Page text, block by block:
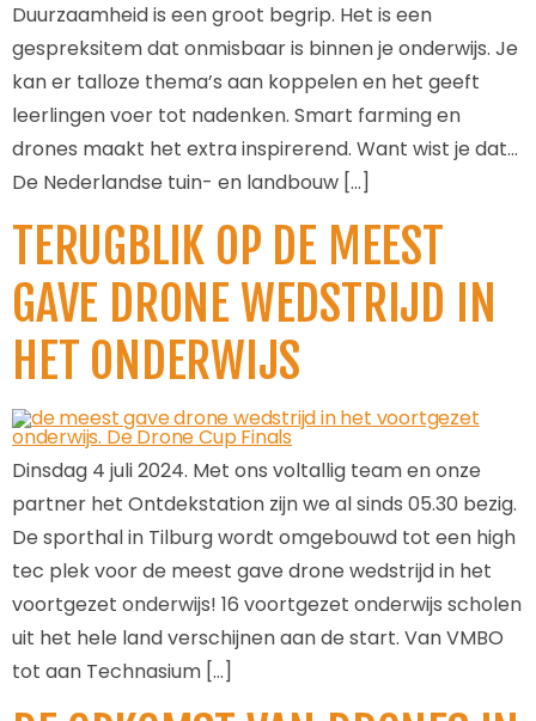
Duurzaamheid is een groot begrip. Het is een
gespreksitem dat onmisbaar is binnen je onderwijs. Je
kan er talloze thema’s aan koppelen en het geeft
leerlingen voer tot nadenken. Smart farming en
drones maakt het extra inspirerend. Want wist je dat…
De Nederlandse tuin- en landbouw […]
TERUGBLIK OP DE MEEST
GAVE DRONE WEDSTRIJD IN
HET ONDERWIJS
Dinsdag 4 juli 2024. Met ons voltallig team en onze
partner het Ontdekstation zijn we al sinds 05.30 bezig.
De sporthal in Tilburg wordt omgebouwd tot een high
tec plek voor de meest gave drone wedstrijd in het
voortgezet onderwijs! 16 voortgezet onderwijs scholen
uit het hele land verschijnen aan de start. Van VMBO
tot aan Technasium […]